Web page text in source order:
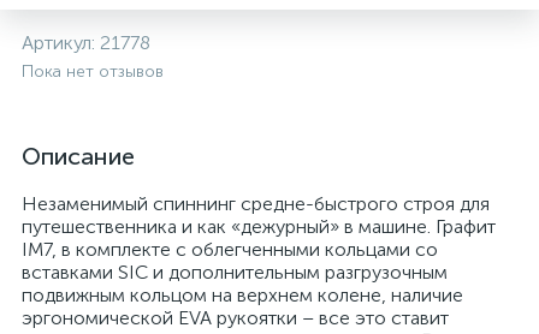
Артикул: 21778
Пока нет отзывов
Описание
Незаменимый спиннинг средне-быстрого строя для
путешественника и как «дежурный» в машине. Графит
IM7, в комплекте с облегченными кольцами со
вставками SIC и дополнительным разгрузочным
подвижным кольцом на верхнем колене, наличие
эргономической EVA рукоятки – все это ставит